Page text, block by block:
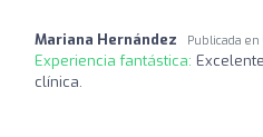
Mariana Hernández Publicada en
Experiencia fantástica:
clínica.